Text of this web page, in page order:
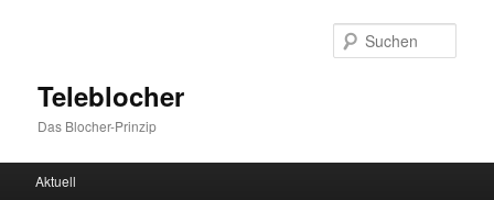
Teleblocher
Das Blocher-Prinzip
HauptmenüZum Inhalt wechseln
Zum sekundären Inhalt wechseln
Aktuell